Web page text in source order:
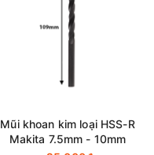
Mũi khoan kim loại HSS-R
Makita 7.5mm - 10mm